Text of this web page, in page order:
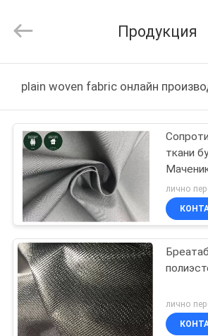
ПРОДУКТЫ
НАС
ПУТЕШЕСТВИЕ
ФАБРИКИ
ПРОВЕРКА
КАЧЕСТВА
Jingang
Textile
Rights
Продукция
plain woven fabric онлайн
ткани